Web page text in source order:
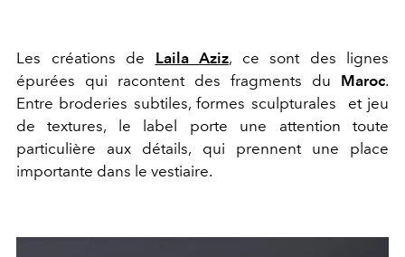
Les créations de Laila Aziz, ce sont des lignes
épurées qui racontent des fragments du Maroc.
Entre broderies subtiles, formes sculpturales et jeu
de textures, le label porte une attention toute
particulière aux détails, qui prennent une place
importante dans le vestiaire.